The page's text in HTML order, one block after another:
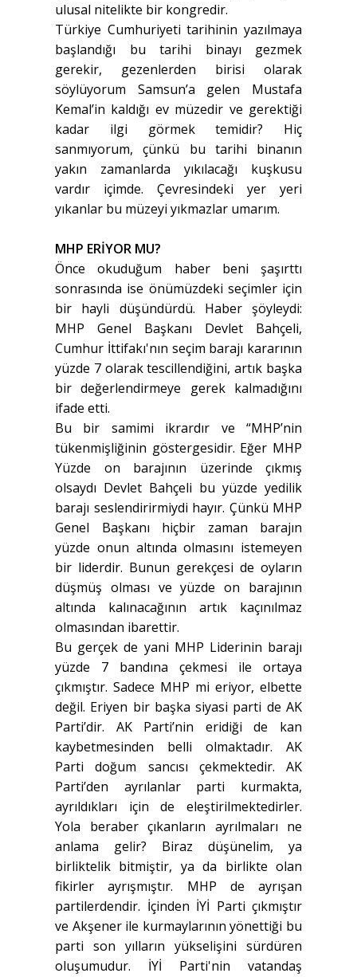
ulusal nitelikte bir kongredir.
Türkiye Cumhuriyeti tarihinin yazılmaya
başlandığı bu tarihi binayı gezmek
gerekir, gezenlerden birisi olarak
söylüyorum Samsun’a gelen Mustafa
Kemal’in kaldığı ev müzedir ve gerektiği
kadar ilgi görmek temidir? Hiç
sanmıyorum, çünkü bu tarihi binanın
yakın zamanlarda yıkılacağı kuşkusu
vardır içimde. Çevresindeki yer yeri
yıkanlar bu müzeyi yıkmazlar umarım.
MHP ERİYOR MU?
Önce okuduğum haber beni şaşırttı
sonrasında ise önümüzdeki seçimler için
bir hayli düşündürdü. Haber şöyleydi:
MHP Genel Başkanı Devlet Bahçeli,
Cumhur İttifakı'nın seçim barajı kararının
yüzde 7 olarak tescillendiğini, artık başka
bir değerlendirmeye gerek kalmadığını
ifade etti.
Bu bir samimi ikrardır ve “MHP’nin
tükenmişliğinin göstergesidir. Eğer MHP
Yüzde on barajının üzerinde çıkmış
olsaydı Devlet Bahçeli bu yüzde yedilik
barajı seslendirirmiydi hayır. Çünkü MHP
Genel Başkanı hiçbir zaman barajın
yüzde onun altında olmasını istemeyen
bir liderdir. Bunun gerekçesi de oyların
düşmüş olması ve yüzde on barajının
altında kalınacağının artık kaçınılmaz
olmasından ibarettir.
Bu gerçek de yani MHP Liderinin barajı
yüzde 7 bandına çekmesi ile ortaya
çıkmıştır. Sadece MHP mi eriyor, elbette
değil. Eriyen bir başka siyasi parti de AK
Parti’dir. AK Parti’nin eridiği de kan
kaybetmesinden belli olmaktadır. AK
Parti doğum sancısı çekmektedir. AK
Parti’den ayrılanlar parti kurmakta,
ayrıldıkları için de eleştirilmektedirler.
Yola beraber çıkanların ayrılmaları ne
anlama gelir? Biraz düşünelim, ya
birliktelik bitmiştir, ya da birlikte olan
fikirler ayrışmıştır. MHP de ayrışan
partilerdendir. İçinden İYİ Parti çıkmıştır
ve Akşener ile kurmaylarının yönettiği bu
parti son yılların yükselişini sürdüren
oluşumudur. İYİ Parti'nin vatandaş